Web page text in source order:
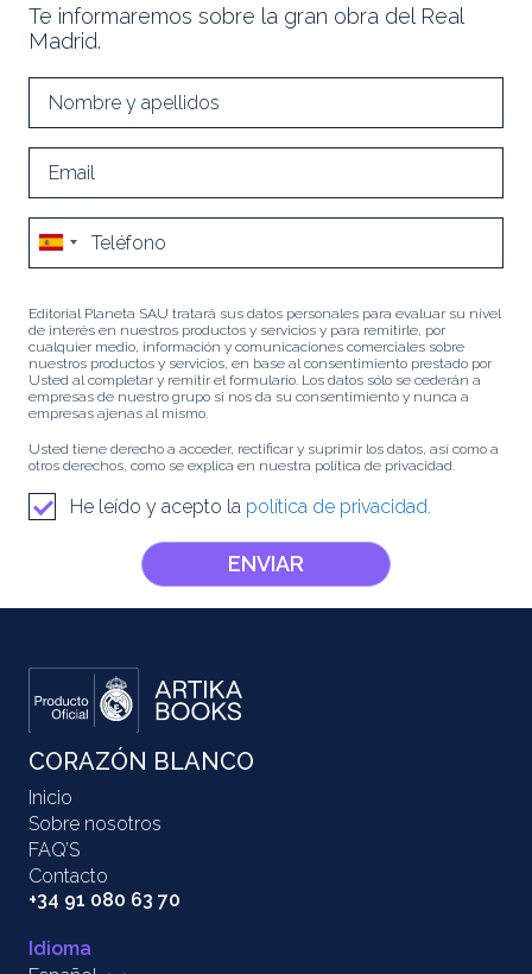
Te informaremos sobre la gran obra del Real
Madrid.
Editorial Planeta SAU tratará sus datos personales para evaluar su nivel
de interés en nuestros productos y servicios y para remitirle, por
cualquier medio, información y comunicaciones comerciales sobre
nuestros productos y servicios, en base al consentimiento prestado por
Usted al completar y remitir el formulario. Los datos sólo se cederán a
empresas de nuestro grupo si nos da su consentimiento y nunca a
empresas ajenas al mismo.
Usted tiene derecho a acceder, rectificar y suprimir los datos, así como a
otros derechos, como se explica en nuestra política de privacidad.
He leído y acepto la política de privacidad.
ENVIAR
CORAZÓN BLANCO
Inicio
Sobre nosotros
FAQ’S
Contacto
+34 91 080 63 70
Idioma